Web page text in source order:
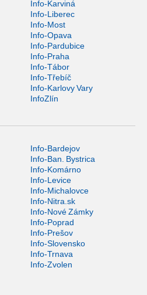
Info-Karviná
Info-Liberec
Info-Most
Info-Opava
Info-Pardubice
Info-Praha
Info-Tábor
Info-Třebíč
Info-Karlovy Vary
InfoZlín
Info-Bardejov
Info-Ban. Bystrica
Info-Komárno
Info-Levice
Info-Michalovce
Info-Nitra.sk
Info-Nové Zámky
Info-Poprad
Info-Prešov
Info-Slovensko
Info-Trnava
Info-Zvolen